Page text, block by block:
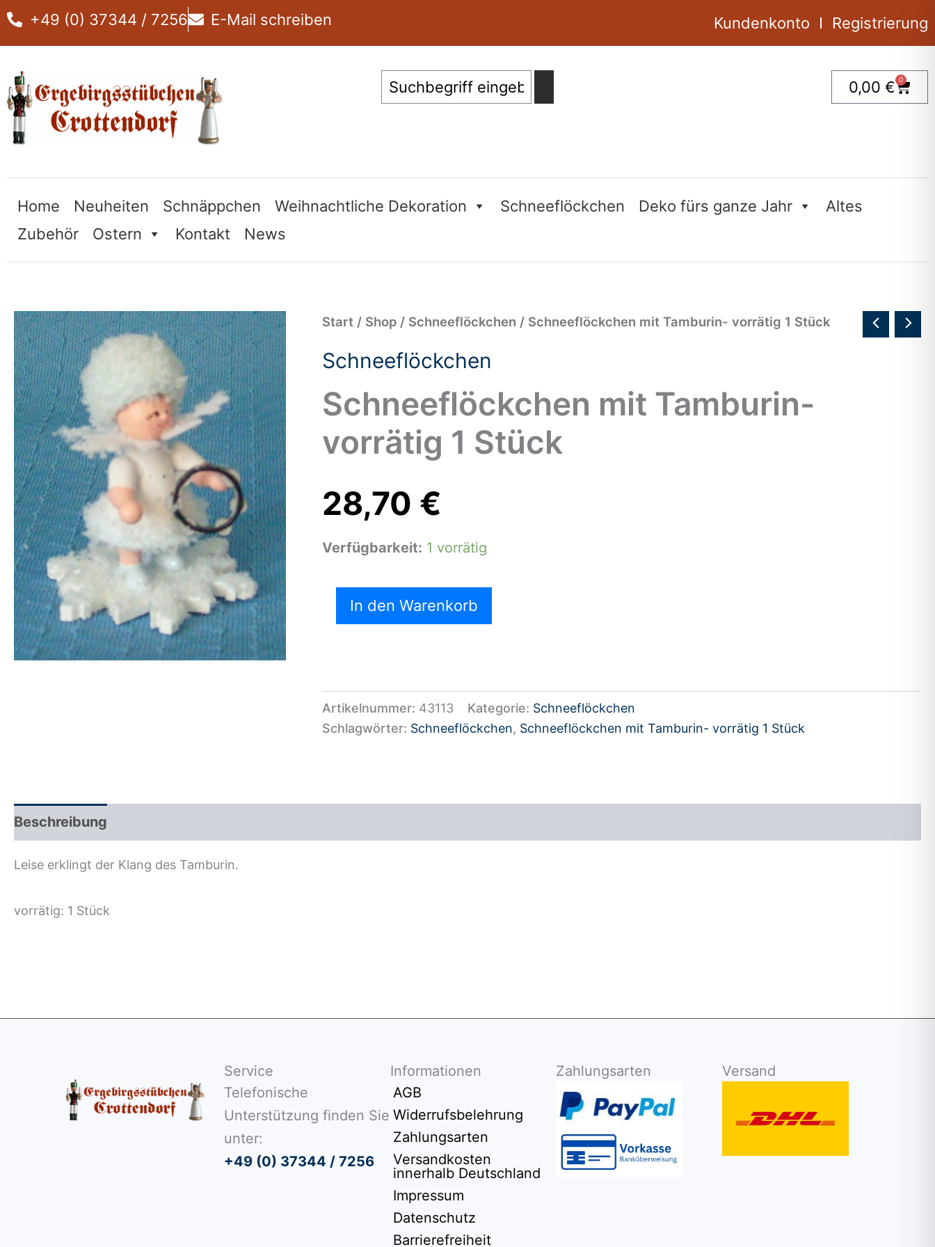
Zum
+49 (0) 37344 / 7256 E-Mail schreiben Kundenkonto Registrierung
0,00 € 0
Home Neuheiten Schnäppchen Weihnachtliche Dekoration Schneeflöckchen Deko fürs ganze Jahr
Altes
Zubehör
Ostern Kontakt News
Start / Shop / Schneeflöckchen / Schneeflöckchen mit Tamburin- vorrätig 1 Stück
Schneeflöckchen
Schneeflöckchen mit Tamburin-
vorrätig 1 Stück
28,70 €
Verfügbarkeit: 1 vorrätig
Schneeflöckchen
vorrätig
Menge
In den Warenkorb
Artikelnummer: 43113 Kategorie: Schneeflöckchen
Schlagwörter: Schneeflöckchen, Schneeflöckchen mit Tamburin- vorrätig 1 Stück
Beschreibung
Leise erklingt der Klang des Tamburin.
vorrätig: 1 Stück
Service
Telefonische
Unterstützung finden Sie
unter:
+49 (0) 37344 / 7256
Informationen
AGB
Widerrufsbelehrung
Zahlungsarten
Versandkosten
innerhalb Deutschland
Impressum
Datenschutz
Barrierefreiheit
Zahlungsarten Versand
Menge